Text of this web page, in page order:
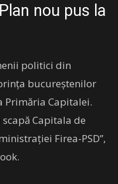
nou pus la
politici din
bucureștenilor
Primăria Capitalei.
Capitala de
Firea-PSD”,